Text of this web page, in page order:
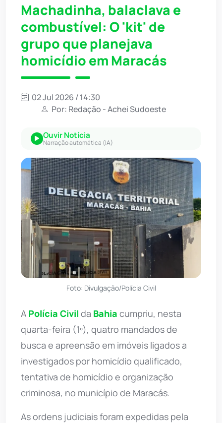
Machadinha, balaclava e
combustível: O 'kit' de
grupo que planejava
homicídio em Maracás
02 Jul 2026 / 14:30
Por: Redação - Achei Sudoeste
Ouvir Notícia
Narração automática (IA)
Foto: Divulgação/Polícia Civil
A Polícia Civil da Bahia cumpriu, nesta
quarta-feira (1º), quatro mandados de
busca e apreensão em imóveis ligados a
investigados por homicídio qualificado,
tentativa de homicídio e organização
criminosa, no município de Maracás.
As ordens judiciais foram expedidas pela